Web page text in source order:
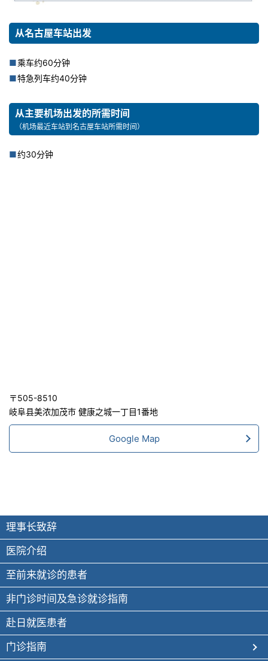
从名古屋车站出发
乘车约60分钟
特急列车约40分钟
从主要机场出发的所需时间
（机场最近车站到名古屋车站所需时间）
约30分钟
〒505-8510
岐阜县美浓加茂市 健康之城一丁目1番地
Google Map
理事长致辞
医院介绍
至前来就诊的患者
非门诊时间及急诊就诊指南
赴日就医患者
门诊指南